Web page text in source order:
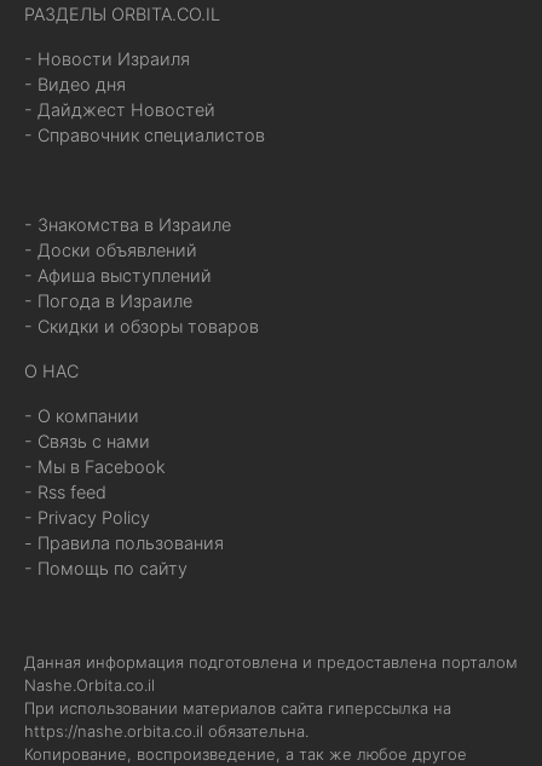
РАЗДЕЛЫ ORBITA.CO.IL
- Новости Израиля
- Видео дня
- Дайджест Новостей
- Справочник специалистов
- Знакомства в Израиле
- Доски объявлений
- Афиша выступлений
- Погода в Израиле
- Скидки и обзоры товаров
О НАС
- О компании
- Связь с нами
- Мы в Facebook
- Rss feed
- Privacy Policy
- Правила пользования
- Помощь по сайту
Данная информация подготовлена и предоставлена порталом
Nashe.Orbita.co.il
При использовании материалов сайта гиперссылка на
https://nashe.orbita.co.il обязательна.
Копирование, воспроизведение, а так же любое другое